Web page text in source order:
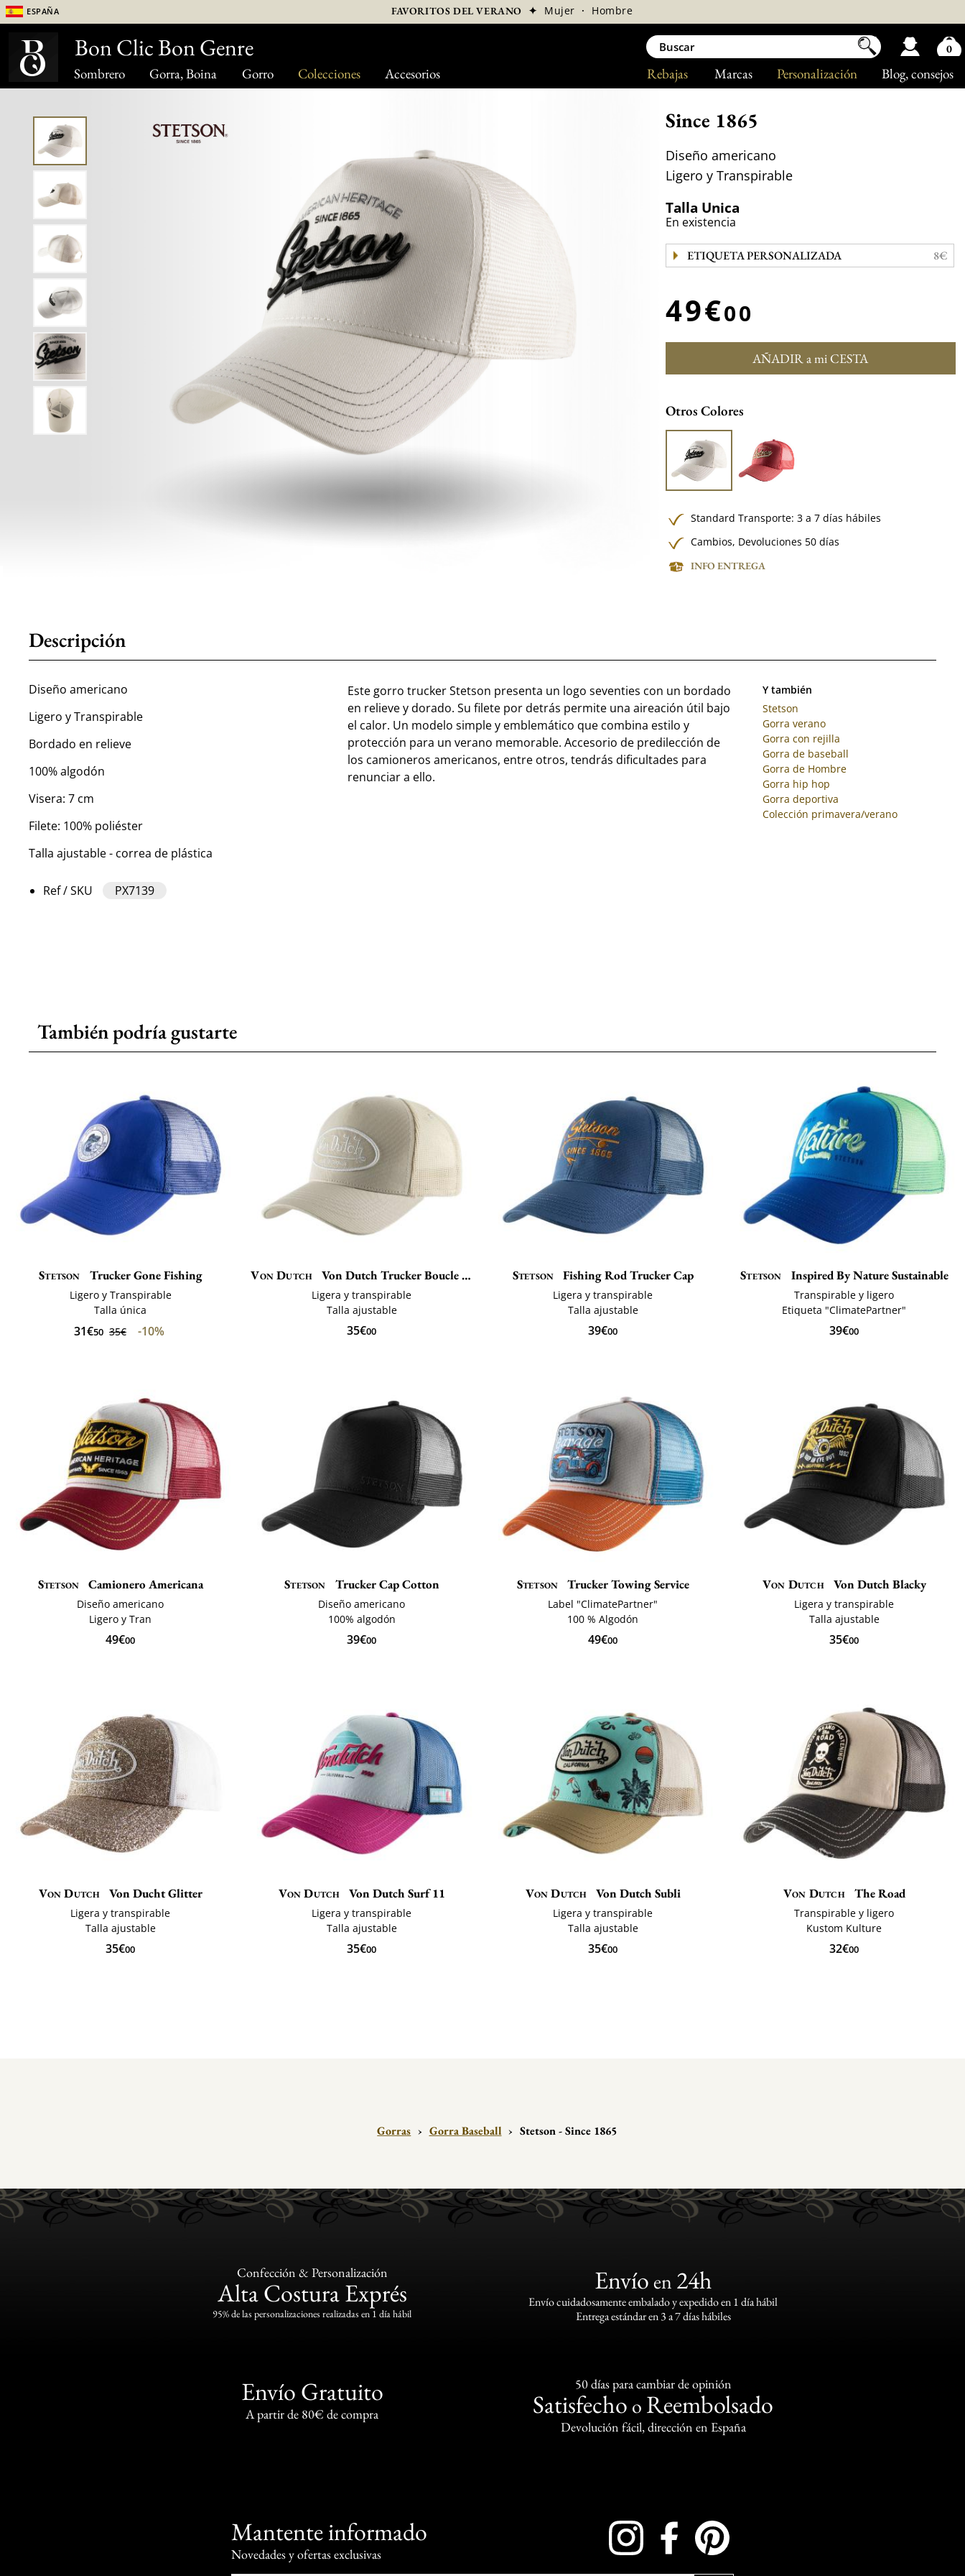
Sombrero Gorra, Boina Gorro Colecciones Accesorios Blog, consejos
Personalización
Marcas
Rebajas
España FAVORITOS DEL VERANO ✦ Mujer · Hombre
Since 1865
Diseño americano
Ligero y Transpirable
Talla Unica
En existencia
ETIQUETA PERSONALIZADA 8€
49€00
AÑADIR a mi CESTA
Otros Colores
Standard Transporte: 3 a 7 días hábiles
Cambios, Devoluciones 50 días
INFO ENTREGA
Descripción
Diseño americano
Ligero y Transpirable
Bordado en relieve
100% algodón
Visera: 7 cm
Filete: 100% poliéster
Talla ajustable - correa de plástica
Ref / SKU PX7139
Este gorro trucker Stetson presenta un logo seventies con un bordado
en relieve y dorado. Su filete por detrás permite una aireación útil bajo
el calor. Un modelo simple y emblemático que combina estilo y
protección para un verano memorable. Accesorio de predilección de
los camioneros americanos, entre otros, tendrás dificultades para
renunciar a ello.
Y también
Stetson
Gorra verano
Gorra con rejilla
Gorra de baseball
Gorra de Hombre
Gorra hip hop
Gorra deportiva
Colección primavera/verano
También podría gustarte
Stetson Trucker Gone Fishing
Ligero y Transpirable
Talla única
31€50 35€ -10%
Von Dutch Von Dutch Trucker Boucle LOFB
Ligera y transpirable
Talla ajustable
35€00
Stetson Fishing Rod Trucker Cap
Ligera y transpirable
Talla ajustable
39€00
Stetson Inspired By Nature Sustainable
Transpirable y ligero
Etiqueta "ClimatePartner"
39€00
Stetson Camionero Americana
Diseño americano
Ligero y Tran
49€00
Stetson Trucker Cap Cotton
Diseño americano
100% algodón
39€00
Stetson Trucker Towing Service
Label "ClimatePartner"
100 % Algodón
49€00
Von Dutch Von Dutch Blacky
Ligera y transpirable
Talla ajustable
35€00
Von Dutch Von Ducht Glitter
Ligera y transpirable
Talla ajustable
35€00
Von Dutch Von Dutch Surf 11
Ligera y transpirable
Talla ajustable
35€00
Von Dutch Von Dutch Subli
Ligera y transpirable
Talla ajustable
35€00
Von Dutch The Road
Transpirable y ligero
Kustom Kulture
32€00
Gorras › Gorra Baseball › Stetson - Since 1865
Confección & Personalización
Alta Costura Exprés
95% de las personalizaciones realizadas en 1 día hábil
Envíoen 24h
Envío cuidadosamente embalado y expedido en 1 día hábil
Entrega estándar en 3 a 7 días hábiles
Envío Gratuito
A partir de 80€ de compra
50 días para cambiar de opinión
Satisfecho o Reembolsado
Devolución fácil, dirección en España
Mantente informado
Novedades y ofertas exclusivas
InstagramFacebook
Bon Clic Bon Genre 0